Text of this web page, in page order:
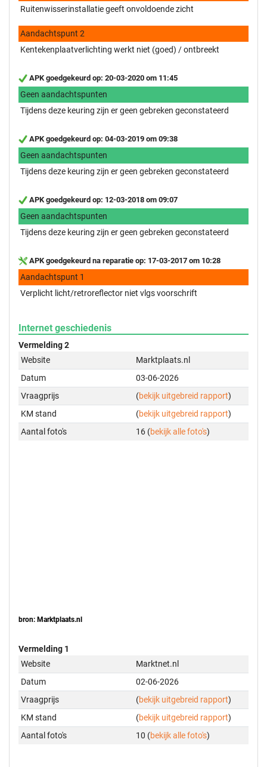
Ruitenwisserinstallatie geeft onvoldoende zicht
Aandachtspunt 2
Kentekenplaatverlichting werkt niet (goed) / ontbreekt
APK goedgekeurd op: 20-03-2020 om 11:45
Geen aandachtspunten
Tijdens deze keuring zijn er geen gebreken geconstateerd
APK goedgekeurd op: 04-03-2019 om 09:38
Geen aandachtspunten
Tijdens deze keuring zijn er geen gebreken geconstateerd
APK goedgekeurd op: 12-03-2018 om 09:07
Geen aandachtspunten
Tijdens deze keuring zijn er geen gebreken geconstateerd
APK goedgekeurd na reparatie op: 17-03-2017 om 10:28
Aandachtspunt 1
Verplicht licht/retroreflector niet vlgs voorschrift
Internet geschiedenis
Vermelding 2
Website
Marktplaats.nl
Datum
03-06-2026
Vraagprijs
(bekijk uitgebreid rapport)
KM stand
(bekijk uitgebreid rapport)
Aantal foto's
16 (bekijk alle foto's)
bron: Marktplaats.nl
Vermelding 1
Website
Marktnet.nl
Datum
02-06-2026
Vraagprijs
(bekijk uitgebreid rapport)
KM stand
(bekijk uitgebreid rapport)
Aantal foto's
10 (bekijk alle foto's)